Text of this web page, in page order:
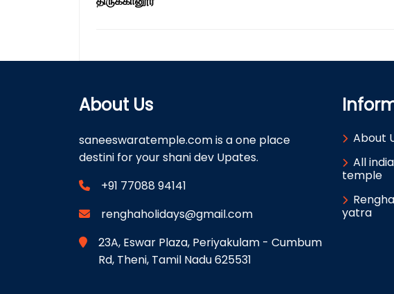
About Us
saneeswaratemple.com is a one place
destini for your shani dev Upates.
+91 77088 94141
renghaholidays@gmail.com
23A, Eswar Plaza, Periyakulam - Cumbum
Rd, Theni, Tamil Nadu 625531
About
All
temple
yatra